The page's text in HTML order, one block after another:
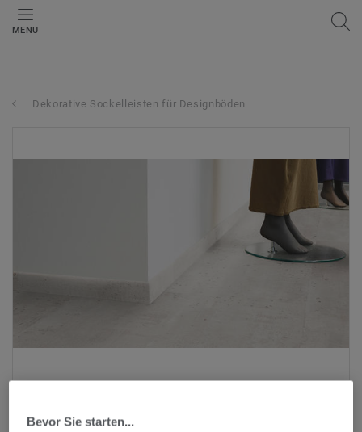
MENU
Dekorative Sockelleisten für Designböden
Bevor Sie starten...